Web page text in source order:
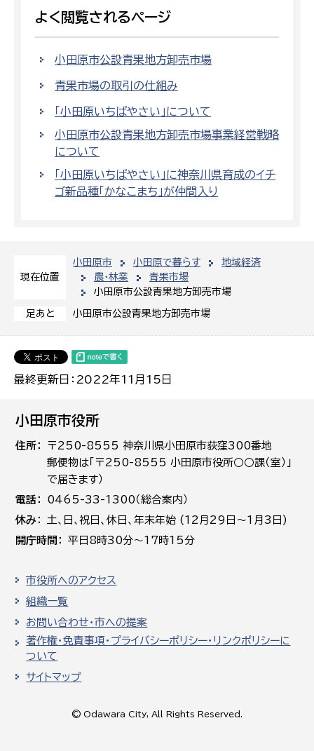
現在位置
小田原市 小田原で暮らす
地域経済
農・林業
青果市場
小田原市公設青果地方卸売市場
足あと 小田原市公設青果地方卸売市場
最終更新日：2022年11月15日
よく閲覧されるページ
小田原市公設青果地方卸売市場
青果市場の取引の仕組み
「小田原いちばやさい」について
小田原市公設青果地方卸売市場事業経営戦略
について
「小田原いちばやさい」に神奈川県育成のイチ
ゴ新品種「かなこまち」が仲間入り
小田原市役所
住所
〒250-8555 神奈川県小田原市荻窪300番地
郵便物は「〒250-8555 小田原市役所○○課（室）」
で届きます）
電話
0465-33-1300（総合案内）
休み
土､日､祝日、休日、年末年始 (12月29日～1月3日)
開庁時間
平日8時30分～17時15分
市役所へのアクセス
組織一覧
お問い合わせ・市への提案
著作権・免責事項・プライバシーポリシー・リンクポリシーに
ついて
サイトマップ
© Odawara City, All Rights Reserved.